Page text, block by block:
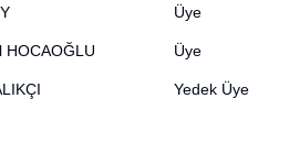
Üye
HOCAOĞLU Üye
Yedek Üye